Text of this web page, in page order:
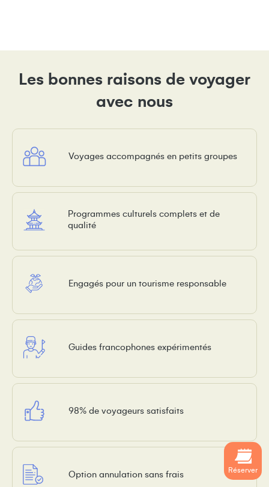
Réserver
Les bonnes raisons de voyager
avec nous
Voyages accompagnés en petits groupes
Programmes culturels complets et de
qualité
Engagés pour un tourisme responsable
Guides francophones expérimentés
98% de voyageurs satisfaits
Option annulation sans frais